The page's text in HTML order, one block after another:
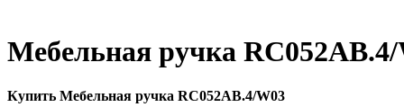
Мебельная ручка
Купить Мебельная ручка RC052AB.4/W03